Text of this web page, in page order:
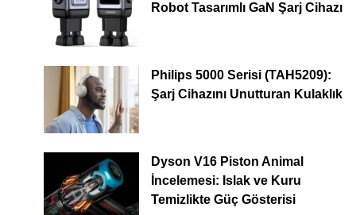
Robot Tasarımlı GaN Şarj Cihazı
Philips 5000 Serisi (TAH5209):
Şarj Cihazını Unutturan Kulaklık
Dyson V16 Piston Animal
İncelemesi: Islak ve Kuru
Temizlikte Güç Gösterisi